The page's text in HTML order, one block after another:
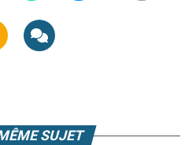
SUJET